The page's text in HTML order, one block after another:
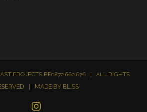
PROJECTS BE0872.662.676 | ALL RIGHTS
| MADE BY BLISS
Instagram